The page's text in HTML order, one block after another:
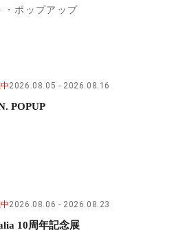
・ポップアップ
2026.08.05 2026.08.16
POPUP
2026.08.06 2026.08.23
10周年記念展